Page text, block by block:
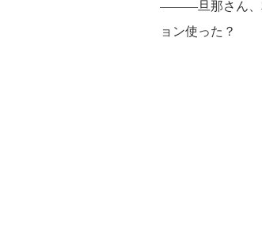
―――旦那さん、
ョン使った？